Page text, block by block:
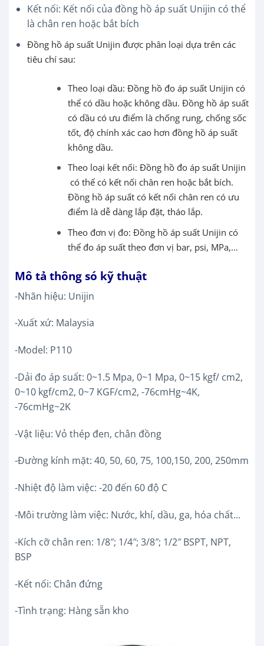
Kết nối: Kết nối của đồng hồ áp suất Unijin có thể
là chân ren hoặc bắt bích
Đồng hồ áp suất Unijin được phân loại dựa trên các
tiêu chí sau:
Theo loại dầu: Đồng hồ đo áp suất Unijin có
thể có dầu hoặc không dầu. Đồng hồ áp suất
có dầu có ưu điểm là chống rung, chống sốc
tốt, độ chính xác cao hơn đồng hồ áp suất
không dầu.
Theo loại kết nối: Đồng hồ đo áp suất Unijin
có thể có kết nối chân ren hoặc bắt bích.
Đồng hồ áp suất có kết nối chân ren có ưu
điểm là dễ dàng lắp đặt, tháo lắp.
Theo đơn vị đo: Đồng hồ áp suất Unijin có
thể đo áp suất theo đơn vị bar, psi, MPa,…
Mô tả thông só kỹ thuật
-Nhãn hiệu: Unijin
-Xuất xứ: Malaysia
-Model: P110
-Dải đo áp suất: 0~1.5 Mpa, 0~1 Mpa, 0~15 kgf/ cm2,
0~10 kgf/cm2, 0~7 KGF/cm2, -76cmHg~4K,
-76cmHg~2K
-Vật liệu: Vỏ thép đen, chân đồng
-Đường kính mặt: 40, 50, 60, 75, 100,150, 200, 250mm
-Nhiệt độ làm việc: -20 đến 60 độ C
-Môi trường làm việc: Nước, khí, dầu, ga, hóa chất…
-Kích cỡ chân ren: 1/8″; 1/4″; 3/8″; 1/2″ BSPT, NPT,
BSP
-Kết nối: Chân đứng
-Tình trạng: Hàng sẵn kho